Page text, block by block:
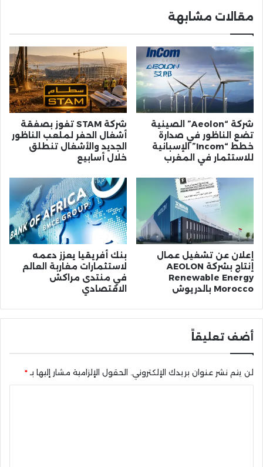
مقالات مشابهة
شركة “Aeolon” الصينية
تضع الناظور في صدارة
خطط “Incom” الإسبانية
للاستثمار في المغرب
شركة STAM تفوز بصفقة
أشغال الحفر لملعب الناظور
الجديد والأشغال تنطلق
خلال أسابيع
إعلان عن تشغيل عمال
إنتاج بشركة AEOLON
Renewable Energy
Morocco بالدريوش
بنك أفريقيا يعزز دعمه
لاستثمارات مغاربة العالم
في منتدى مراكش
الاقتصادي
أضف تعليقاً
لن يتم نشر عنوان بريدك الإلكتروني. الحقول الإلزامية مشار إليها بـ *